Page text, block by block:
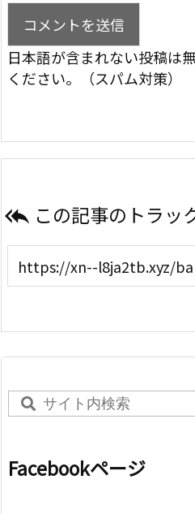
日本語が含まれない投稿は
ください。（スパム対策）
 この記事のトラッ
Facebookページ